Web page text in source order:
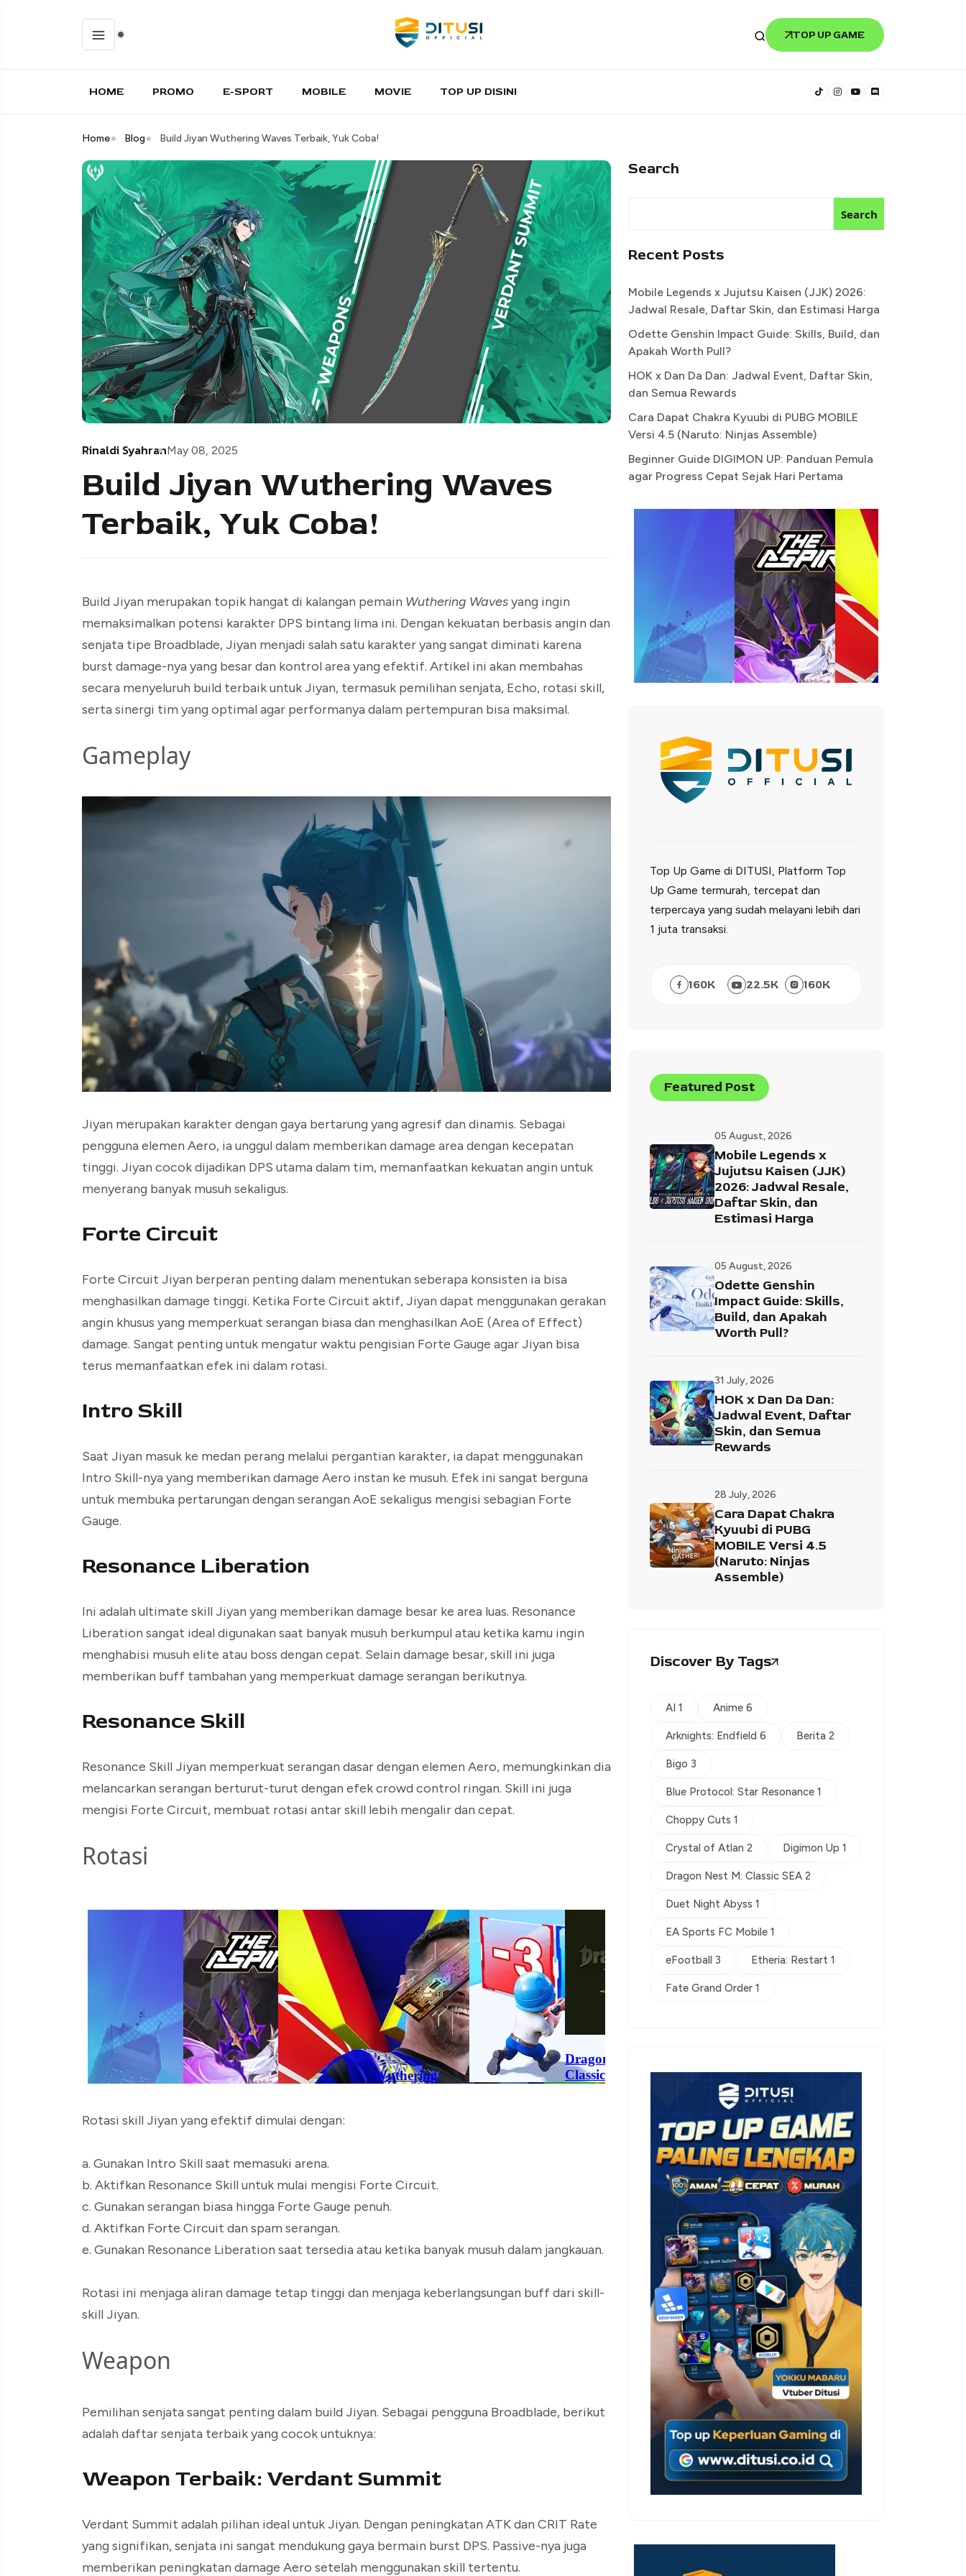
TOP UP GAME
HOME PROMO E-SPORT MOBILE MOVIE TOP UP DISINI
Home Blog Build Jiyan Wuthering Waves Terbaik, Yuk Coba!
Rinaldi SyahranMay 08, 2025
Build Jiyan Wuthering Waves
Terbaik, Yuk Coba!
Build Jiyan merupakan topik hangat di kalangan pemain Wuthering Wavesyang ingin
memaksimalkan potensi karakter DPS bintang lima ini. Dengan kekuatan berbasis angin dan
senjata tipe Broadblade, Jiyan menjadi salah satu karakter yang sangat diminati karena
burst damage-nya yang besar dan kontrol area yang efektif. Artikel ini akan membahas
secara menyeluruh build terbaik untuk Jiyan, termasuk pemilihan senjata, Echo, rotasi skill,
serta sinergi tim yang optimal agar performanya dalam pertempuran bisa maksimal.
Gameplay
Jiyan merupakan karakter dengan gaya bertarung yang agresif dan dinamis. Sebagai
pengguna elemen Aero, ia unggul dalam memberikan damage area dengan kecepatan
tinggi. Jiyan cocok dijadikan DPS utama dalam tim, memanfaatkan kekuatan angin untuk
menyerang banyak musuh sekaligus.
Forte Circuit
Forte Circuit Jiyan berperan penting dalam menentukan seberapa konsisten ia bisa
menghasilkan damage tinggi. Ketika Forte Circuit aktif, Jiyan dapat menggunakan gerakan
angin khusus yang memperkuat serangan biasa dan menghasilkan AoE (Area of Effect)
damage. Sangat penting untuk mengatur waktu pengisian Forte Gauge agar Jiyan bisa
terus memanfaatkan efek ini dalam rotasi.
Intro Skill
Saat Jiyan masuk ke medan perang melalui pergantian karakter, ia dapat menggunakan
Intro Skill-nya yang memberikan damage Aero instan ke musuh. Efek ini sangat berguna
untuk membuka pertarungan dengan serangan AoE sekaligus mengisi sebagian Forte
Gauge.
Resonance Liberation
Ini adalah ultimate skill Jiyan yang memberikan damage besar ke area luas. Resonance
Liberation sangat ideal digunakan saat banyak musuh berkumpul atau ketika kamu ingin
menghabisi musuh elite atau boss dengan cepat. Selain damage besar, skill ini juga
memberikan buff tambahan yang memperkuat damage serangan berikutnya.
Resonance Skill
Resonance Skill Jiyan memperkuat serangan dasar dengan elemen Aero, memungkinkan dia
melancarkan serangan berturut-turut dengan efek crowd control ringan. Skill ini juga
mengisi Forte Circuit, membuat rotasi antar skill lebih mengalir dan cepat.
Rotasi
Rotasi skill Jiyan yang efektif dimulai dengan:
a. Gunakan Intro Skill saat memasuki arena.
b. Aktifkan Resonance Skill untuk mulai mengisi Forte Circuit.
c. Gunakan serangan biasa hingga Forte Gauge penuh.
d. Aktifkan Forte Circuit dan spam serangan.
e. Gunakan Resonance Liberation saat tersedia atau ketika banyak musuh dalam jangkauan.
Rotasi ini menjaga aliran damage tetap tinggi dan menjaga keberlangsungan buff dari skill-
skill Jiyan.
Weapon
Pemilihan senjata sangat penting dalam build Jiyan. Sebagai pengguna Broadblade, berikut
adalah daftar senjata terbaik yang cocok untuknya:
Weapon Terbaik: Verdant Summit
Verdant Summit adalah pilihan ideal untuk Jiyan. Dengan peningkatan ATK dan CRIT Rate
yang signifikan, senjata ini sangat mendukung gaya bermain burst DPS. Passive-nya juga
memberikan peningkatan damage Aero setelah menggunakan skill tertentu.
Search
Search
Recent Posts
Mobile Legends x Jujutsu Kaisen (JJK) 2026:
Jadwal Resale, Daftar Skin, dan Estimasi Harga
Odette Genshin Impact Guide: Skills, Build, dan
Apakah Worth Pull?
HOK x Dan Da Dan: Jadwal Event, Daftar Skin,
dan Semua Rewards
Cara Dapat Chakra Kyuubi di PUBG MOBILE
Versi 4.5 (Naruto: Ninjas Assemble)
Beginner Guide DIGIMON UP: Panduan Pemula
agar Progress Cepat Sejak Hari Pertama
Top Up Game di DITUSI, Platform Top
Up Game termurah, tercepat dan
terpercaya yang sudah melayani lebih dari
1 juta transaksi.
160K 22.5K 160K
Featured Post
05 August, 2026
Mobile Legends x
Jujutsu Kaisen (JJK)
2026: Jadwal Resale,
Daftar Skin, dan
Estimasi Harga
05 August, 2026
Odette Genshin
Impact Guide: Skills,
Build, dan Apakah
Worth Pull?
31 July, 2026
HOK x Dan Da Dan:
Jadwal Event, Daftar
Skin, dan Semua
Rewards
28 July, 2026
Cara Dapat Chakra
Kyuubi di PUBG
MOBILE Versi 4.5
(Naruto: Ninjas
Assemble)
Discover By Tags
AI 1 Anime 6
Arknights: Endfield 6 Berita 2
Bigo 3
Blue Protocol: Star Resonance 1
Choppy Cuts 1
Crystal of Atlan 2 Digimon Up 1
Dragon Nest M: Classic SEA 2
Duet Night Abyss 1
EA Sports FC Mobile 1
eFootball 3 Etheria: Restart 1
Fate Grand Order 1